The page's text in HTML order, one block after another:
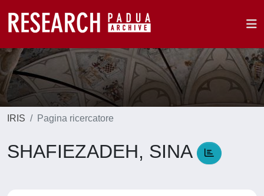
IRIS Pagina ricercatore
SHAFIEZADEH, SINA